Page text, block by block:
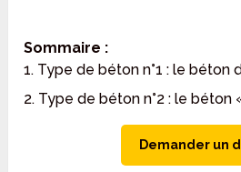
Sommaire :
1. Type de béton n°1 : le béton
2. Type de béton n°2 : le béton
Demander un